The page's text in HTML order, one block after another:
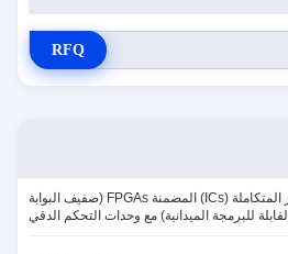
RFQ
الدوائر المتكاملة (ICs) المضمنة FPGAs (صفيف البوابة
القابلة للبرمجة الميدانية) مع وحدات التحكم الدقي